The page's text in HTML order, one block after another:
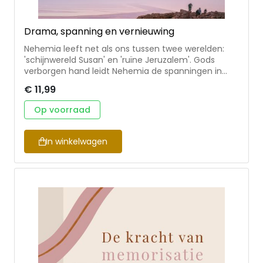
Drama, spanning en vernieuwing
Nehemia leeft net als ons tussen twee werelden:
'schijnwereld Susan' en 'ruïne Jeruzalem'. Gods
verborgen hand leidt Nehemia de spanningen in
Gods Geest in Nehemia's biddende, bijbels-
principiële, georganiseerde, gepassioneerde en
besliste levensstijl is van grote betekenis voor ons.
liedsuggesties en daarmee goed bruikbaar voor
kringen in de gemeente.
€ 11,99
Op voorraad
In winkelwagen